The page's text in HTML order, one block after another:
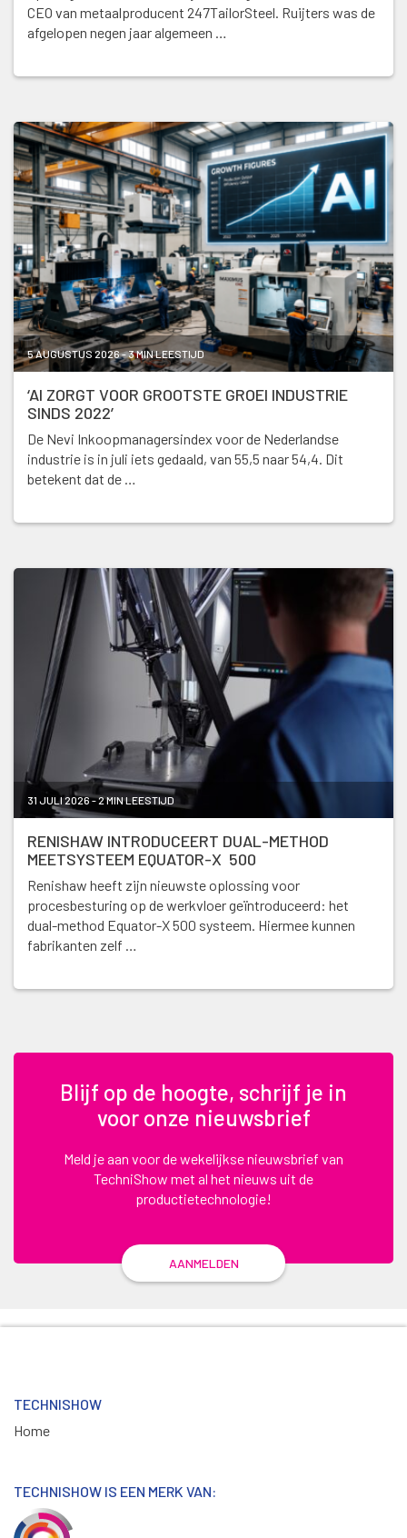
CEO van metaalproducent 247TailorSteel. Ruijters was de
afgelopen negen jaar algemeen …
5 AUGUSTUS 2026 - 3 MIN LEESTIJD
‘AI ZORGT VOOR GROOTSTE GROEI INDUSTRIE
SINDS 2022’
De Nevi Inkoopmanagersindex voor de Nederlandse
industrie is in juli iets gedaald, van 55,5 naar 54,4. Dit
betekent dat de …
31 JULI 2026 - 2 MIN LEESTIJD
RENISHAW INTRODUCEERT DUAL-METHOD
MEETSYSTEEM EQUATOR-X 500
Renishaw heeft zijn nieuwste oplossing voor
procesbesturing op de werkvloer geïntroduceerd: het
dual-method Equator-X 500 systeem. Hiermee kunnen
fabrikanten zelf …
Blijf op de hoogte, schrijf je in
voor onze nieuwsbrief
Meld je aan voor de wekelijkse nieuwsbrief van
TechniShow met al het nieuws uit de
productietechnologie!
AANMELDEN
TECHNISHOW
Home
TECHNISHOW IS EEN MERK VAN: